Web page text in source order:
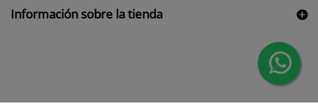
Información sobre la tienda